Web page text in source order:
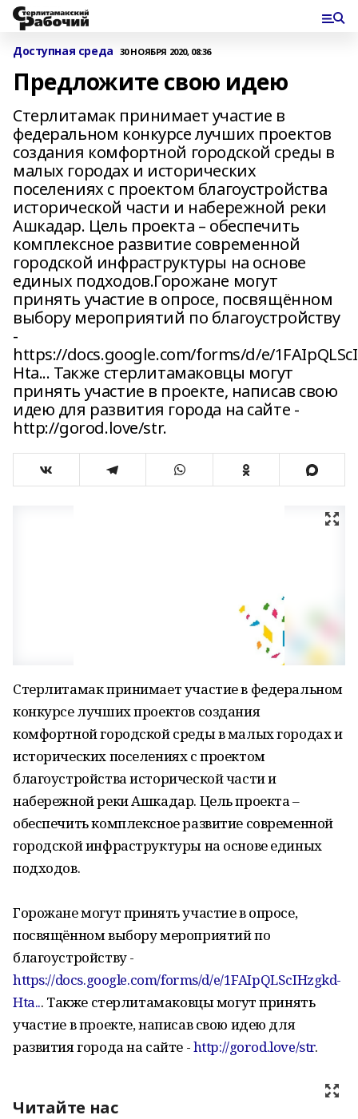
Доступная среда 30 НОЯБРЯ 2020, 08:36
Предложите свою идею
Стерлитамак принимает участие в
федеральном конкурсе лучших проектов
создания комфортной городской среды в
малых городах и исторических
поселениях с проектом благоустройства
исторической части и набережной реки
Ашкадар. Цель проекта – обеспечить
комплексное развитие современной
городской инфраструктуры на основе
единых подходов.Горожане могут
принять участие в опросе, посвящённом
выбору мероприятий по благоустройству
-
https://docs.google.com/forms/d/e/
Hta... Также стерлитамаковцы могут
принять участие в проекте, написав свою
идею для развития города на сайте -
http://gorod.love/str.
Стерлитамак принимает участие в федеральном
конкурсе лучших проектов создания
комфортной городской среды в малых городах и
исторических поселениях с проектом
благоустройства исторической части и
набережной реки Ашкадар. Цель проекта –
обеспечить комплексное развитие современной
городской инфраструктуры на основе единых
подходов.
Горожане могут принять участие в опросе,
посвящённом выбору мероприятий по
благоустройству -
https://docs.google.com/forms/d/e/1FAIpQLScIHzgkd-
Hta... Также стерлитамаковцы могут принять
участие в проекте, написав свою идею для
развития города на сайте -http://gorod.love/str.
Читайте нас